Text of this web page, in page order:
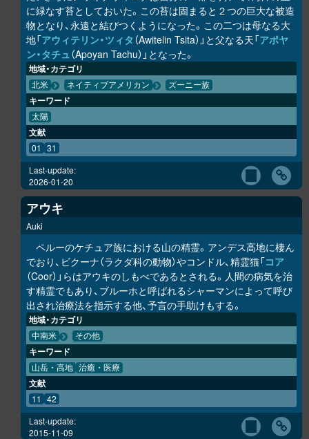
に緑なす苔としておいた。この苔は固まると２つの巨大な被造
物となり、永遠と結びつくようになった。この二つは母なる大
地「アウィテリン・ツィタ （Awitelin Tsita）」と父なる天「アポヤ
ン・タチュ（Apoyan Tachu）」となった。
地域・カテゴリ
北米 ネイティブアメリカン ズーニー族
キーワード
太陽
文献
01 31
Last-update:
2026-01-20
アウキ
Auki
ペルーのケチュア族における山の精霊。アンデス高地に棲ん
でおり、ビクーナ（ラクダ科の動物）やコンドル、精霊猫「コア
（Coor）」らはアウキのしもべであるとされる。人間の病気を治
す精霊でもあり、ブルーホと呼ばれるシャーマンによって呼び
出され治療法を指示する他、予言の手助けもする。
地域・カテゴリ
中南米 その他
キーワード
山岳・高地 治癒・医療
文献
11 42
Last-update:
2015-11-09